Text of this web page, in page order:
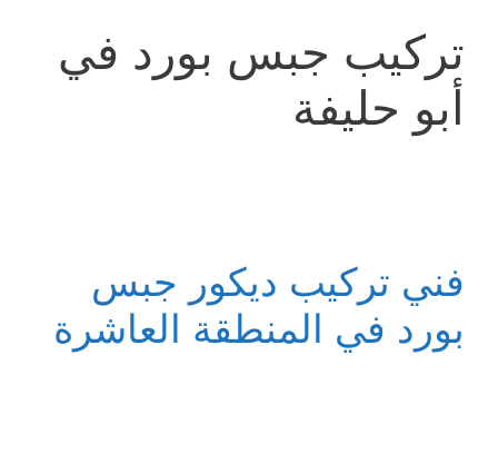
تركيب جبس بورد في
أبو حليفة
فني تركيب ديكور جبس
بورد في المنطقة العاشرة